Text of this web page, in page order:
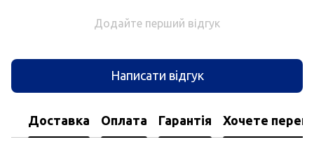
Додайте перший відгук
Написати відгук
Доставка Оплата Гарантія Хочете